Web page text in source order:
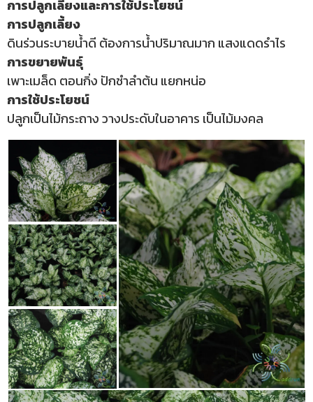
การปลูกเลี้ยงและการใช้ประโยชน์
การปลูกเลี้ยง
ดินร่วนระบายน้ำดี ต้องการน้ำปริมาณมาก แสงแดดรำไร
การขยายพันธุ์
เพาะเมล็ด ตอนกิ่ง ปักชำลำต้น แยกหน่อ
การใช้ประโยชน์
ปลูกเป็นไม้กระถาง วางประดับในอาคาร เป็นไม้มงคล